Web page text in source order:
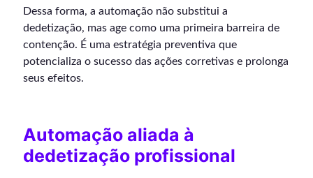
Dessa forma, a automação não substitui a
dedetização, mas age como uma primeira barreira de
contenção. É uma estratégia preventiva que
potencializa o sucesso das ações corretivas e prolonga
seus efeitos.
Automação aliada à
dedetização profissional